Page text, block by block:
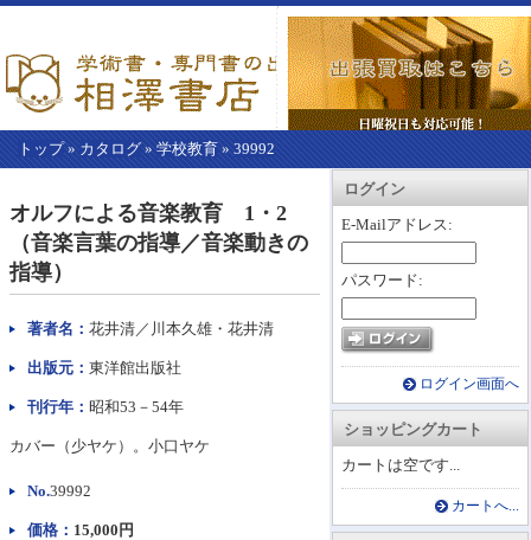
トップ» カタログ » 学校教育 » 39992
カートを見る
ログイン
E-Mailアドレス:
パスワード:
ログイン画面へ
ショッピングカート
カートは空です...
カートへ...
こ
か
本
文】
オルフによる音楽教育 1・2
（音楽言葉の指導／音楽動きの
指導）
著者名： 花井清／川本久雄・花井清
出版元： 東洋館出版社
刊行年： 昭和53－54年
カバー（少ヤケ）。小口ヤケ
No.39992
価格： 15,000円